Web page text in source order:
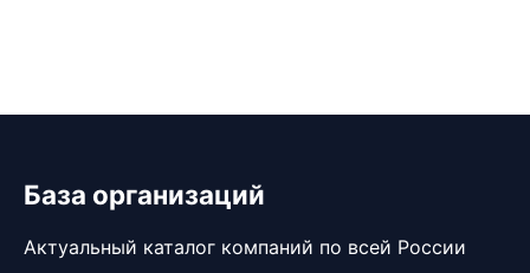
База организаций
Актуальный каталог компаний по всей России